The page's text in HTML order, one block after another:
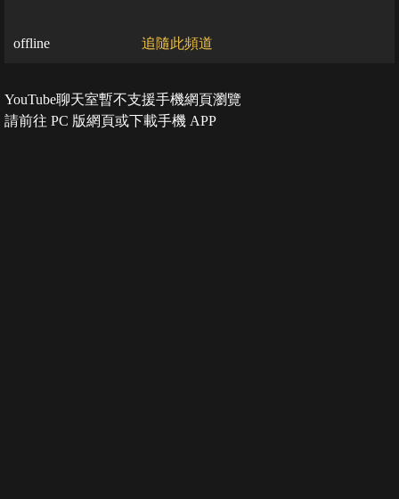
offline 追隨此頻道
YouTube聊天室暫不支援手機網頁瀏覽
請前往 PC 版網頁或下載手機 APP